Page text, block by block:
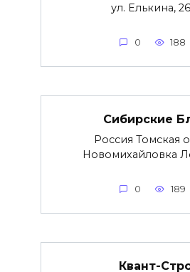
ул. Елькина,
0 188
Сибирские
Россия Томская
Новомихайловка
0 189
Квант-